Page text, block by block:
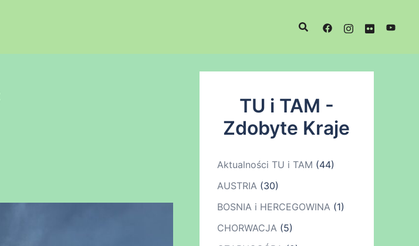
TU i TAM -
Zdobyte Kraje
Aktualności TU i TAM (44)
AUSTRIA(30)
BOSNIA i HERCEGOWINA(1)
CHORWACJA(5)